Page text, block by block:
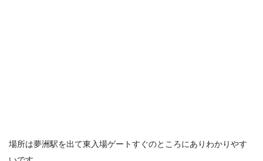
場所は夢洲駅を出て東入場ゲートすぐのところにありわかりやす